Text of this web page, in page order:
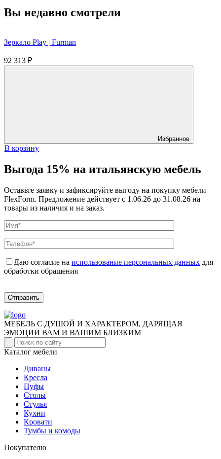
Вы недавно смотрели
Зеркало Play | Furman
92 313 ₽
Избранное
В корзину
Выгода 15% на итальянскую мебель
Оставьте заявку и зафиксируйте выгоду на покупку мебели
FlexForm. Предложение действует с 1.06.26 до 31.08.26 на
товары из наличия и на заказ.
Даю согласие на использование персональных данных для
обработки обращения
Отправить
МЕБЕЛЬ С ДУШОЙ И ХАРАКТЕРОМ, ДАРЯЩАЯ
ЭМОЦИИ ВАМ И ВАШИМ БЛИЗКИМ
Каталог мебели
Диваны
Кресла
Пуфы
Столы
Стулья
Кухни
Кровати
Тумбы и комоды
Покупателю